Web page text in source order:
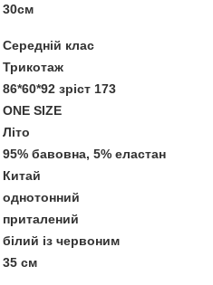
30см
Середній клас
Трикотаж
86*60*92 зріст 173
ONE SIZE
Літо
95% бавовна, 5% еластан
Китай
однотонний
приталений
білий із червоним
35 см